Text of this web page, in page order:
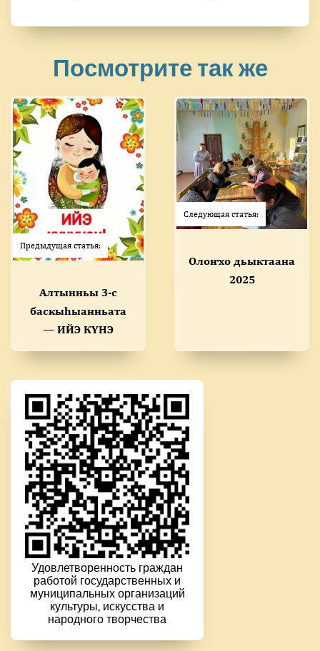
Посмотрите так же
Предыдущая статья:
Алтынньы 3-с
баскыһыанньата
— ИЙЭ КҮНЭ
Следующая статья:
Олоҥхо дьыктаана
2025
Удовлетворенность граждан
работой государственных и
муниципальных организаций
культуры, искусства и
народного творчества